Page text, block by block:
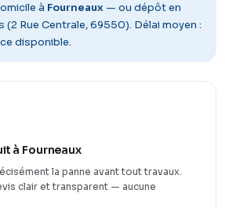
à Fourneaux — ou dépôt en
(2 Rue Centrale, 69550). Délai moyen :
disponible.
à Fourneaux
la panne avant tout travaux.
clair et transparent — aucune